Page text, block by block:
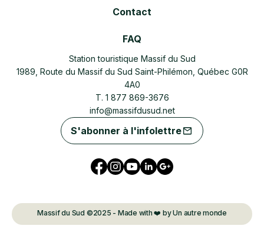
Contact
FAQ
Station touristique Massif du Sud
1989, Route du Massif du Sud Saint-Philémon, Québec G0R
4A0
T. 1 877 869-3676
info@massifdusud.net
S'abonner à l'infolettre
Massif du Sud ©2025 - Made with ❤️ by Un autre monde